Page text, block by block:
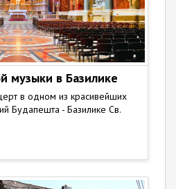
музыки в Базилике
в одном из красивейших
Будапешта - Базилике Св.